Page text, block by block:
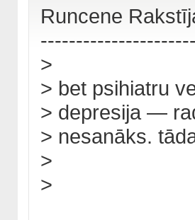
Runcene
>
> bet psihiatru
> depresija —
> nesanāks.
>
>